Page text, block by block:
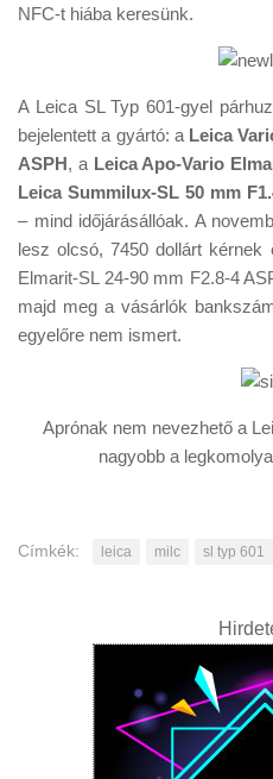
NFC-t hiába keresünk.
A Leica SL Typ 601-gyel
bejelentett a gyártó: a Leica
ASPH, a Leica Apo-Vario
Leica Summilux-SL 50 mm
– mind időjárásállóak. A
lesz olcsó, 7450 dollárt kérnek
Elmarit-SL 24-90 mm F2.8-4
majd meg a vásárlók
egyelőre nem ismert.
Aprónak nem nevezhető a
nagyobb a
Címkék: leica milc sl typ 601